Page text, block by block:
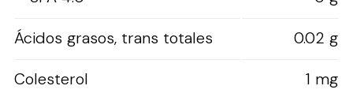
Ácidos grasos, trans totales
0.02 g
Colesterol
1 mg